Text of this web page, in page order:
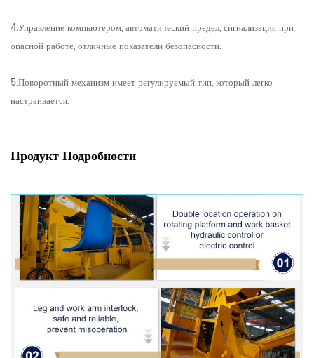
4.Управление компьютером, автоматический предел, сигнализация при
опасной работе, отличные показатели безопасности.
5.Поворотный механизм имеет регулируемый тип, который легко
настраивается.
ПродуктПодробности